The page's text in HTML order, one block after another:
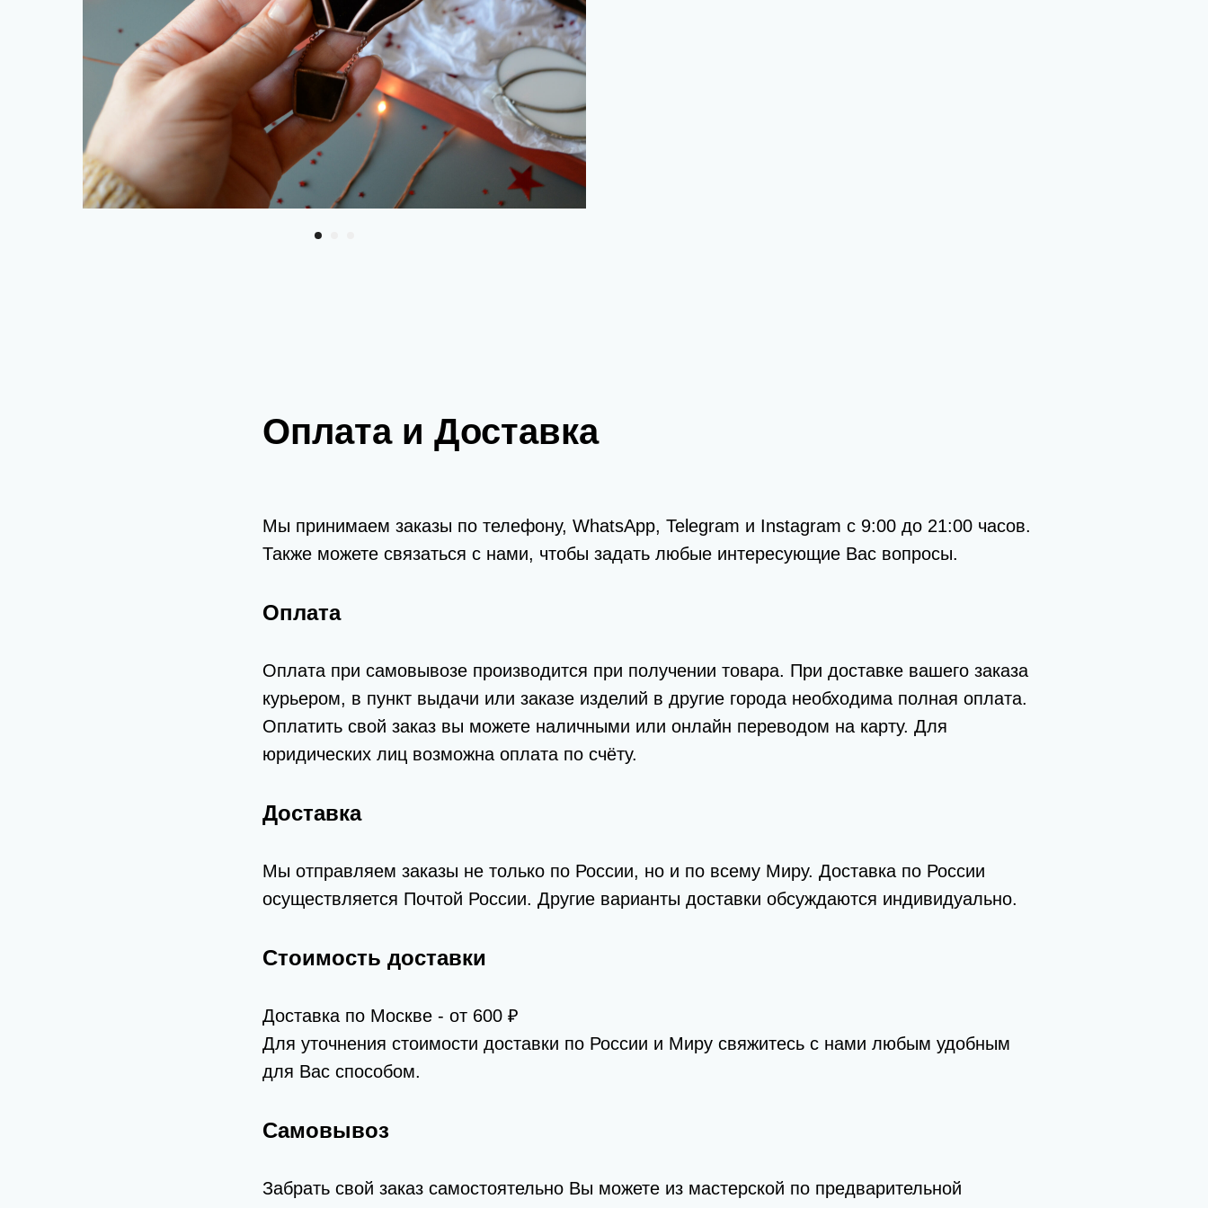
Оплата и Доставка
Мы принимаем заказы по телефону, WhatsApp, Telegram и Instagram с 9:00 до 21:00 часов.
Также можете связаться с нами, чтобы задать любые интересующие Вас вопросы.
Оплата
Оплата при самовывозе производится при получении товара. При доставке вашего заказа
курьером, в пункт выдачи или заказе изделий в другие города необходима полная оплата.
Оплатить свой заказ вы можете наличными или онлайн переводом на карту. Для
юридических лиц возможна оплата по счёту.
Доставка
Мы отправляем заказы не только по России, но и по всему Миру. Доставка по России
осуществляется Почтой России. Другие варианты доставки обсуждаются индивидуально.
Стоимость доставки
Доставка по Москве - от 600 ₽
Для уточнения стоимости доставки по России и Миру свяжитесь с нами любым удобным
для Вас способом.
Самовывоз
Забрать свой заказ самостоятельно Вы можете из мастерской по предварительной